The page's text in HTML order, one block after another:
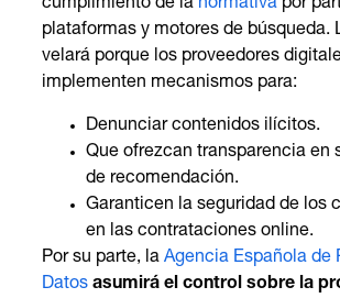
cumplimiento de la normativapor
plataformas y motores de búsqueda.
velará porque los proveedores
implementen mecanismos para:
Denunciar contenidos ilícitos.
Que ofrezcan transparencia en
de recomendación.
Garanticen la seguridad de los
en las contrataciones online.
Por su parte, la Agencia Española de
Datos asumirá el control sobre la